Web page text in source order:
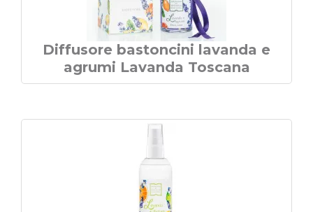
Diffusore bastoncini lavanda e
agrumi Lavanda Toscana